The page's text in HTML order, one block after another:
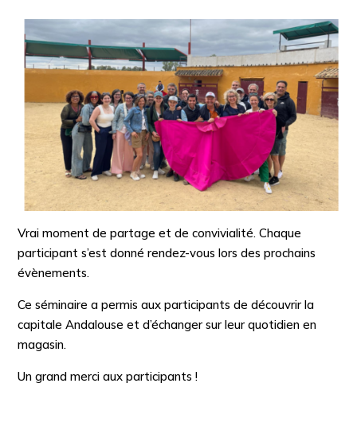
Vrai moment de partage et de convivialité. Chaque
participant s’est donné rendez-vous lors des prochains
évènements.
Ce séminaire a permis aux participants de découvrir la
capitale Andalouse et d’échanger sur leur quotidien en
magasin.
Un grand merci aux participants !